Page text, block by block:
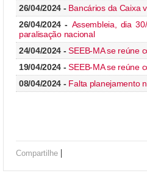
26/04/2024 - Bancários da Caixa
26/04/2024 - Assembleia, dia
paralisação nacional
24/04/2024 -SEEB-MA se reúne
19/04/2024 -SEEB-MA se reúne
08/04/2024 - Falta planejamento
Compartilhe |